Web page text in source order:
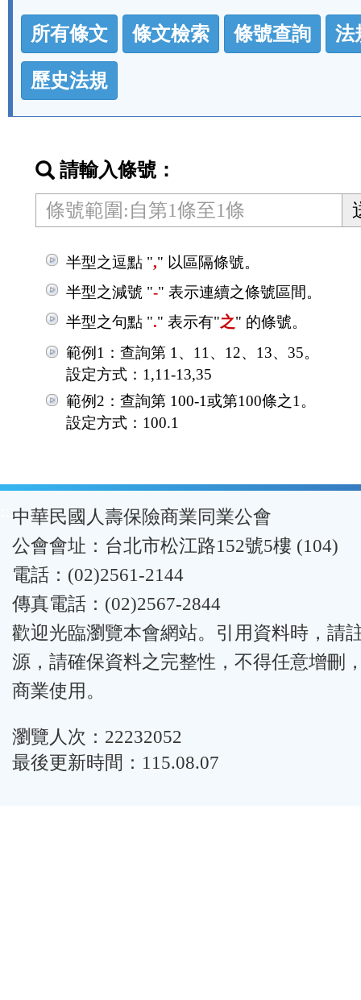
法
規
功
能
按
區
所有條文 條文檢索 條號查詢 法
歷史法規
請輸入條號：
半型之逗點 "," 以區隔條號。
半型之減號 "-" 表示連續之條號區間。
半型之句點 "." 表示有"之" 的條號。
範例1：查詢第 1、11、12、13、35。
設定方式：1,11-13,35
範例2：查詢第 100-1或第100條之1。
設定方式：100.1
:::中華民國人壽保險商業同業公會
公會會址：台北市松江路152號5樓 (104)
電話：(02)2561-2144
傳真電話：(02)2567-2844
歡迎光臨瀏覽本會網站。引用資料時，請
源，請確保資料之完整性，不得任意增刪
商業使用。
瀏覽人次：22232052
最後更新時間：115.08.07